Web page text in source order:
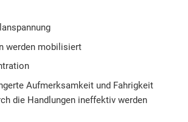
werden mobilisiert
Aufmerksamkeit und Fahrigkeit
die Handlungen ineffektiv werden